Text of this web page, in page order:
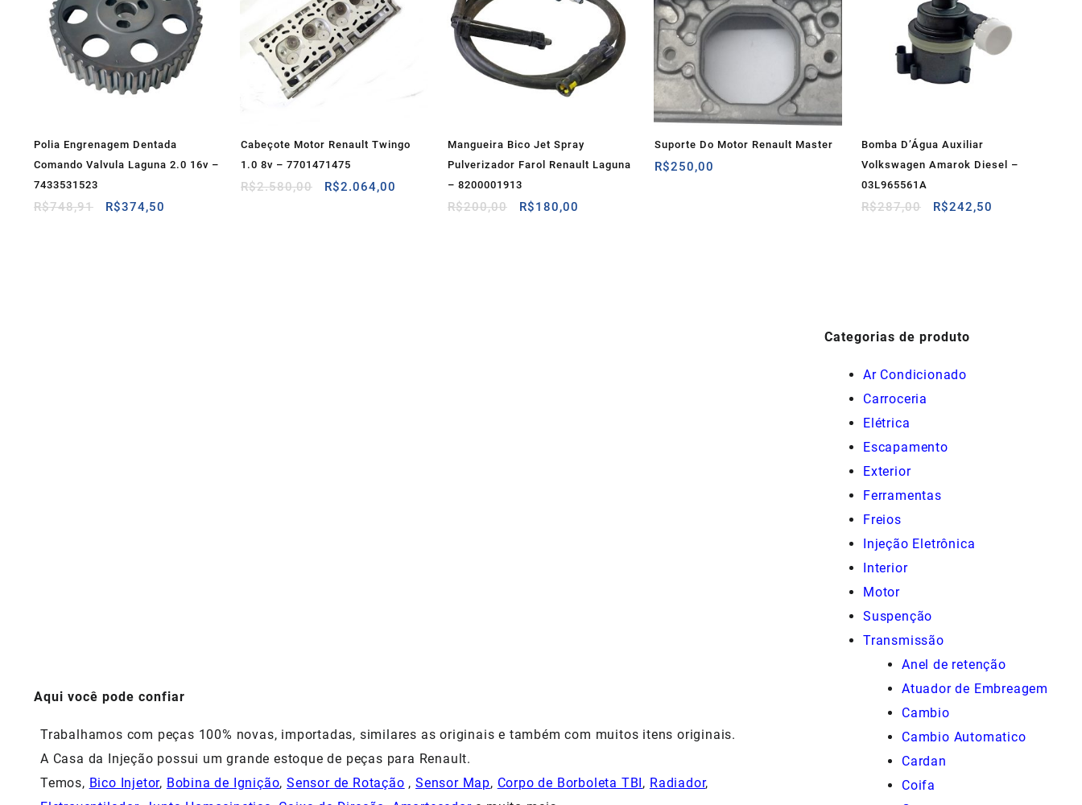
Polia Engrenagem Dentada
Comando Valvula Laguna 2.0 16v –
7433531523
R$748,91
O
R$374,50
Cabeçote Motor Renault Twingo
1.0 8v – 7701471475
R$2.580,00
O
R$2.064,00
Mangueira Bico Jet Spray
Pulverizador Farol Renault Laguna
– 8200001913
R$200,00
O
R$180,00
Suporte Do Motor Renault Master
R$250,00
Bomba D’Água Auxiliar
Volkswagen Amarok Diesel –
03L965561A
R$287,00
O
R$242,50
Aqui você pode confiar
Trabalhamos com peças 100% novas, importadas, similares as originais e também com muitos itens originais.
A Casa da Injeção possui um grande estoque de peças para Renault.
Temos, Bico Injetor, Bobina de Ignição,Sensor de Rotação ,Sensor Map, Corpo de Borboleta TBI, Radiador,
Categorias de produto
Ar Condicionado
Carroceria
Elétrica
Escapamento
Exterior
Ferramentas
Freios
Injeção Eletrônica
Interior
Motor
Suspenção
Transmissão
Anel de retenção
Atuador de Embreagem
Cambio
Cambio Automatico
Cardan
Coifa